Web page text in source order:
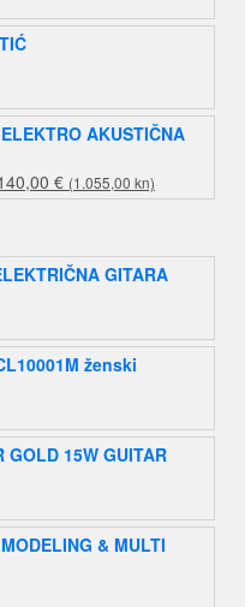
AKUSTIČNA
€
€ (1.055,00 kn)
cijena
140,00 €
(1.055,00
GITARA
ženski
GOLD 15W GUITAR
& MULTI